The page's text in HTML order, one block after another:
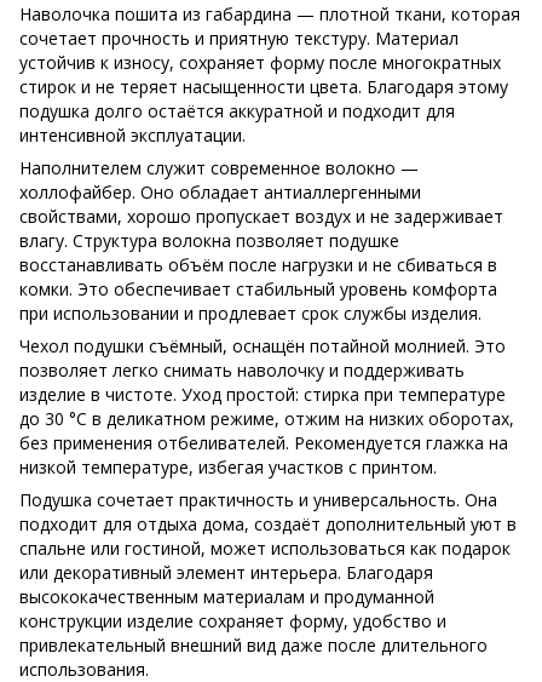
Наволочка пошита из габардина — плотной ткани, которая
сочетает прочность и приятную текстуру. Материал
устойчив к износу, сохраняет форму после многократных
стирок и не теряет насыщенности цвета. Благодаря этому
подушка долго остаётся аккуратной и подходит для
интенсивной эксплуатации.
Наполнителем служит современное волокно —
холлофайбер. Оно обладает антиаллергенными
свойствами, хорошо пропускает воздух и не задерживает
влагу. Структура волокна позволяет подушке
восстанавливать объём после нагрузки и не сбиваться в
комки. Это обеспечивает стабильный уровень комфорта
при использовании и продлевает срок службы изделия.
Чехол подушки съёмный, оснащён потайной молнией. Это
позволяет легко снимать наволочку и поддерживать
изделие в чистоте. Уход простой: стирка при температуре
до 30 °C в деликатном режиме, отжим на низких оборотах,
без применения отбеливателей. Рекомендуется глажка на
низкой температуре, избегая участков с принтом.
Подушка сочетает практичность и универсальность. Она
подходит для отдыха дома, создаёт дополнительный уют в
спальне или гостиной, может использоваться как подарок
или декоративный элемент интерьера. Благодаря
высококачественным материалам и продуманной
конструкции изделие сохраняет форму, удобство и
привлекательный внешний вид даже после длительного
использования.